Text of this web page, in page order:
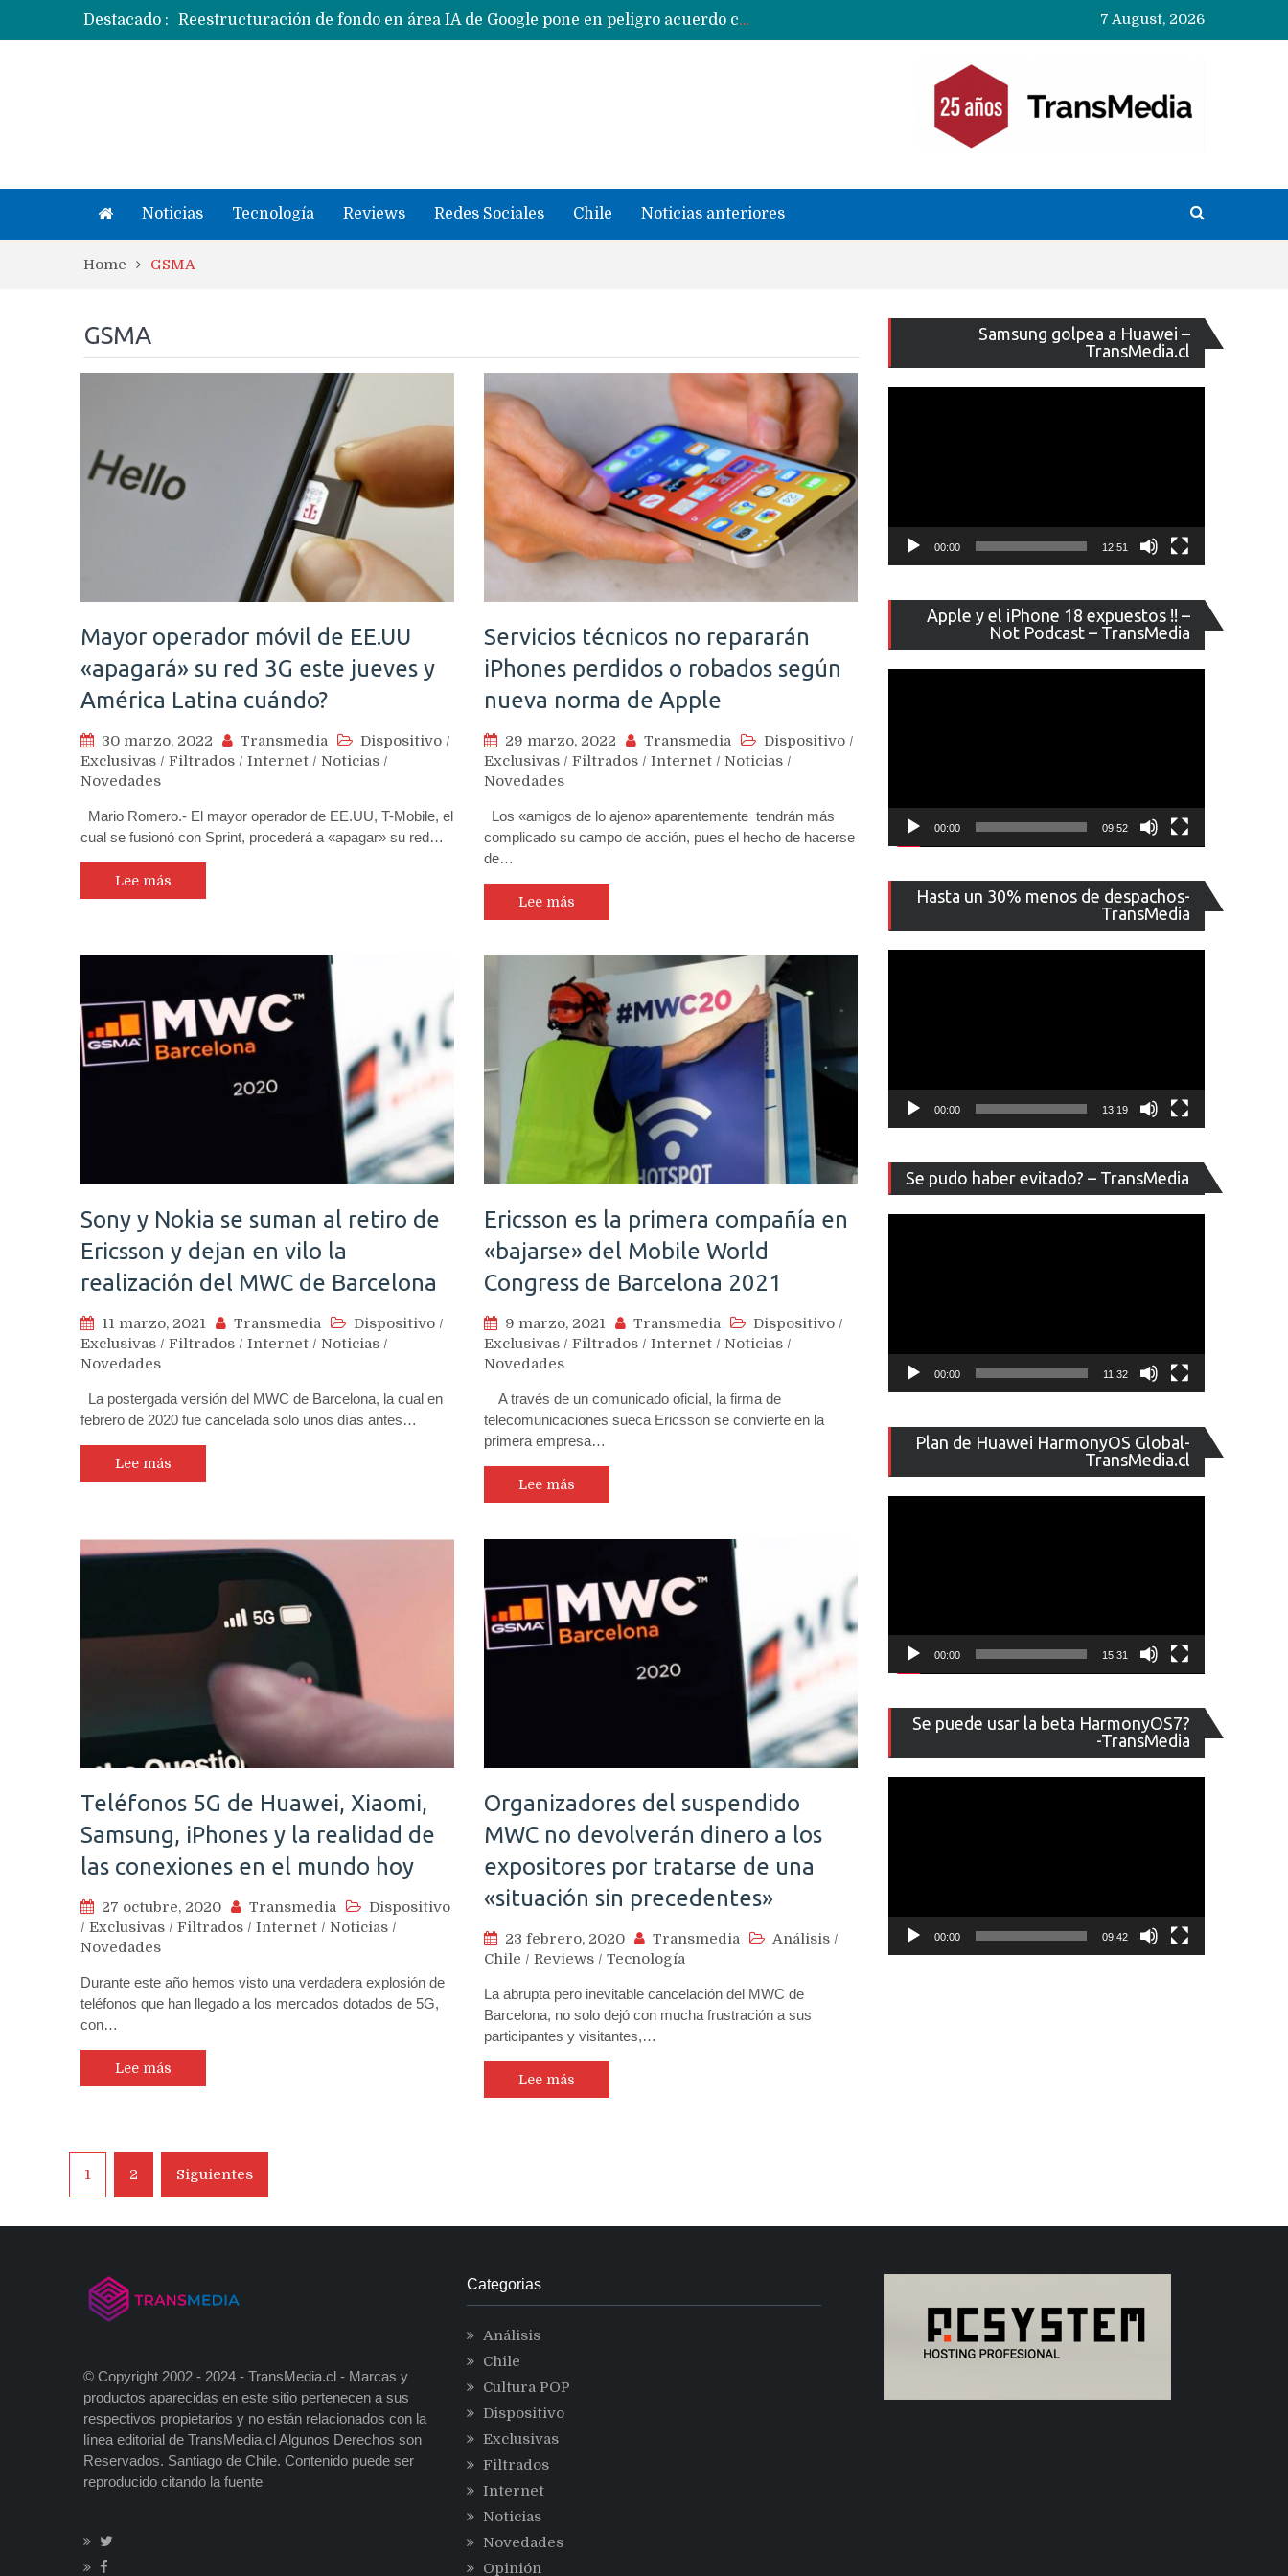
Destacado :
Reestructuración de fondo en área IA de Google pone en peligro acuerdo con Apple y salvataje de Siri
CXMT le dice NO a la venta de sus memorias a Apple y dará prioridad a Huawei y Xiaomi
7 August, 2026
Noticias Tecnología Reviews Redes Sociales Chile Noticias anteriores
Home GSMA
GSMA
Mayor operador móvil de EE.UU
«apagará» su red 3G este jueves y
América Latina cuándo?
30 marzo, 2022 Transmedia Dispositivo /
Exclusivas / Filtrados / Internet / Noticias /
Novedades
Mario Romero.- El mayor operador de EE.UU, T-Mobile, el
cual se fusionó con Sprint, procederá a «apagar» su red…
Lee más
Servicios técnicos no repararán
iPhones perdidos o robados según
nueva norma de Apple
29 marzo, 2022 Transmedia Dispositivo /
Exclusivas / Filtrados / Internet / Noticias /
Novedades
Los «amigos de lo ajeno» aparentemente tendrán más
complicado su campo de acción, pues el hecho de hacerse
de…
Lee más
Sony y Nokia se suman al retiro de
Ericsson y dejan en vilo la
realización del MWC de Barcelona
11 marzo, 2021 Transmedia Dispositivo /
Exclusivas / Filtrados / Internet / Noticias /
Novedades
La postergada versión del MWC de Barcelona, la cual en
febrero de 2020 fue cancelada solo unos días antes…
Lee más
Ericsson es la primera compañía en
«bajarse» del Mobile World
Congress de Barcelona 2021
9 marzo, 2021 Transmedia Dispositivo /
Exclusivas / Filtrados / Internet / Noticias /
Novedades
A través de un comunicado oficial, la firma de
telecomunicaciones sueca Ericsson se convierte en la
primera empresa…
Lee más
Teléfonos 5G de Huawei, Xiaomi,
Samsung, iPhones y la realidad de
las conexiones en el mundo hoy
27 octubre, 2020 Transmedia
Dispositivo
/ Exclusivas / Filtrados / Internet / Noticias /
Novedades
Durante este año hemos visto una verdadera explosión de
teléfonos que han llegado a los mercados dotados de 5G,
con…
Lee más
Organizadores del suspendido
MWC no devolverán dinero a los
expositores por tratarse de una
«situación sin precedentes»
23 febrero, 2020 Transmedia Análisis /
Chile / Reviews / Tecnología
La abrupta pero inevitable cancelación del MWC de
Barcelona, no solo dejó con mucha frustración a sus
participantes y visitantes,…
Lee más
Navegación
de
entradas
1 2 Siguientes
Samsung golpea a Huawei –
TransMedia.cl
de
vídeo
00:00 12:51
Apple y el iPhone 18 expuestos !! –
Not Podcast – TransMedia
de
vídeo
00:00 09:52
Hasta un 30% menos de despachos-
TransMedia
de
vídeo
00:00 13:19
Se pudo haber evitado? – TransMedia
de
vídeo
00:00 11:32
Plan de Huawei HarmonyOS Global-
TransMedia.cl
de
vídeo
00:00 15:31
Se puede usar la beta HarmonyOS7?
-TransMedia
de
vídeo
00:00 09:42
© Copyright 2002 - 2024 - TransMedia.cl - Marcas y
productos aparecidas en este sitio pertenecen a sus
respectivos propietarios y no están relacionados con la
línea editorial de TransMedia.cl Algunos Derechos son
Reservados. Santiago de Chile. Contenido puede ser
reproducido citando la fuente
Categorias
Análisis
Chile
Cultura POP
Dispositivo
Exclusivas
Filtrados
Internet
Noticias
Novedades
Opinión